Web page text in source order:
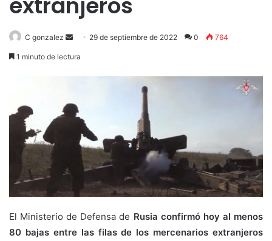
C gonzalez
Send 29 de septiembre de 2022 0 764
1 minuto de lectura
El Ministerio de Defensa de Rusia confirmó hoy al menos
80 bajas entre las filas de los mercenarios extranjeros